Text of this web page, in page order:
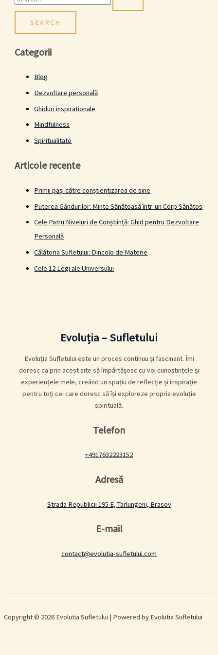
Categorii
Blog
Dezvoltare personală
Ghiduri inspirationale
Mindfulness
Spiritualitate
Articole recente
Primii pași către conștientizarea de sine
Puterea Gândurilor: Minte Sănătoasă într-un Corp Sănătos
Cele Patru Niveluri de Conștiință: Ghid pentru Dezvoltare
Personală
Călătoria Sufletului: Dincolo de Materie
Cele 12 Legi ale Universului
Evoluția – Sufletului
Evoluția Sufletului este un proces continuu și fascinant. Îmi
doresc ca prin acest site să împărtășesc cu voi cunoștințele și
experiențele mele, creând un spațiu de reflecție și inspirație
pentru toți cei care doresc să își exploreze propria evoluție
spirituală.
Telefon
+4917632223152
Adresă
Strada Republicii 195 E, Tarlungeni, Brasov
E-mail
contact@evolutia-sufletului.com
Copyright © 2026 Evolutia Sufletului | Powered by Evolutia Sufletului